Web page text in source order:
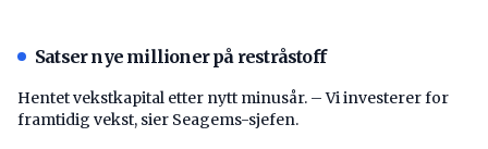
Satser nye millioner på restråstoff
Hentet vekstkapital etter nytt minusår. – Vi investerer for
framtidig vekst, sier Seagems-sjefen.